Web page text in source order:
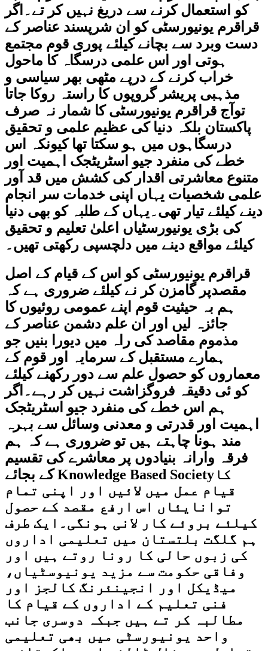
کو استعمال کرنے سے دریغ نہیں کر تے۔اگر
قراقرم یونیورسٹی کو ان شرپسند عناصر کے
دست وبرد سے بچانے کیلئے پوری قوم مجتمع
ہوتی اور اس علمی درسگاہ کا ماحول
خراب کرنے کے درپے مٹھی بھر سیاسی و
مذہبی پریشر گروپوں کا راستہ روکا جاتا
توآج قراقرم یونیورسٹی کا شمار نہ صرف
پاکستان بلکہ دنیا کی عظیم علمی و تحقیق
درسگاہوں میں ہو سکتا تھا کیونکہ اس
خطے کی منفرد جیو اسٹریٹجک اہمیت اور
متنوع معاشرتی اقدار کی کشش میں قد آور
علمی شخصیات یہاں اپنی خدمات سر انجام
دینے کیلئے تیار تھی۔یہاں کے طلبہ کو بھی دنیا
کی بڑی یونیورسٹیاں اعلیٰ تعلیم و تحقیق
کیلئے مواقع دینے میں دلچسپی رکھتی تھیں۔
قراقرم یونیورسٹی کو اس کے قیام کے اصل
مقصدپر گامزن کر نے کیلئے ضروری ہے کہ
ہم بہ حیثیت قوم اپنے عمومی روئیوں کا
جائزہ لیں اور ان علم دشمن عناصر کے
مذموم مقاصد کی راہ میں دیورا بنیں جو
ہمارے مستقبل کے سرمایہ اور قوم کے
معماروں کو حصول علم سے دور رکھنے کیلئے
کو ئی دقیقہ فروگزاشت نہیں کر رہے۔اگر
ہم اس خطے کی منفرد جیو اسٹریٹجک
اہمیت اور قدرتی و معدنی وسائل سے بہرہ
مند ہونا چاہتے ہیں تو ضروری ہے کہ ہم
فرقہ وارانہ بنیادوں پر معاشرے کی تقسیم
کے بجائے Knowledge Based Societyکا
قیام عمل میں لائیں اور اپنی تمام
توانایئاں اس ارفع مقصد کے حصول
کیلئے بروئے کار لانی ہونگی۔ایک طرف
ہم گلگت بلتستان میں تعلیمی اداروں
کی زبوں حالی کا رونا روتے ہیں اور
وفاقی حکومت سے مزید یونیوسٹیاں،
میڈیکل اور انجینئرنگ کالجز اور
فنی تعلیم کے اداروں کے قیام کا
مطالبہ کر تے ہیں جبکہ دوسری جانب
واحد یونیورسٹی میں بھی تعلیمی